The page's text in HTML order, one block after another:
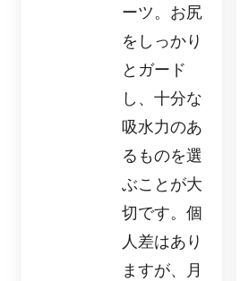
ーツ。お尻
をしっかり
とガード
し、十分な
吸水力のあ
るものを選
ぶことが大
切です。個
人差はあり
ますが、月